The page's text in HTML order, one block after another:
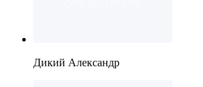
Дикий Александр